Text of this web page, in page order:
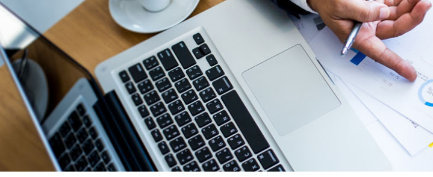
Servicios
Inversiones
Beneficios
Memoria
Anual
Gobierno
Corporativo